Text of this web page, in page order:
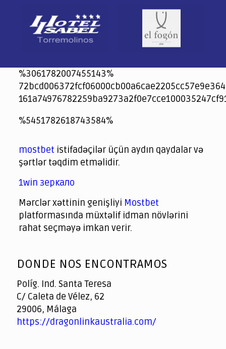
%3061782007455143%
jeetcity
1xbet
jeet city casino
%5451782618743584%
spintiger
Avabet
Spinrise
Crown Green
Crowngreen casino login
슈가 러쉬1000 슬롯
crazy time casino online
1xcasinozambia.com
codingworldnews.com
parimatch.kr
winorio
winorio casino
winorio
mostbet istifadəçilər üçün aydın qaydalar və
şərtlər təqdim etməlidir.
1win зеркало
Mərclər xəttinin genişliyi Mostbet
platformasında müxtəlif idman növlərini
rahat seçməyə imkan verir.
of
DONDE NOS ENCONTRAMOS
Políg. Ind. Santa Teresa
C/ Caleta de Vélez, 62
29006, Málaga
https://dragonlinkaustralia.com/